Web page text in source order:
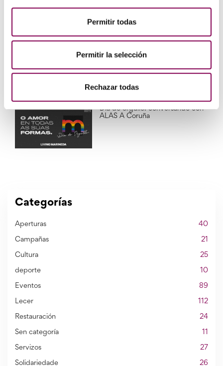
Permitir todas
Permitir la selección
Rechazar todas
toda a familia
Living Art!: talento de ruta en
Día do orgullo: conversando con
ALAS A Coruña
Categorías
Aperturas 40
Campañas 21
Cultura 25
deporte 10
Eventos 89
Lecer 112
Restauración 24
Sen categoría 11
Servizos 27
Solidariedade 26